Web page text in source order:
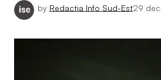
by Redactia Info Sud-Est29